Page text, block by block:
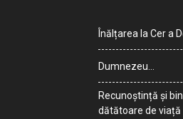
Înălțarea la Cer a
Dumnezeu…
Recunoștință și
dătătoare de